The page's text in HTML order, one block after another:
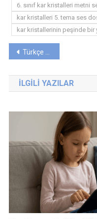
6. sınıf kar kristalleri metni
kar kristalleri 5. tema ses
kar kristallerinin peşinde bir
Yazı
gezinmesi
Türkçe 5. Sınıf 5. Tema “SOKAK” Dinleme Metni Ses Dosyası
İLGILI YAZILAR